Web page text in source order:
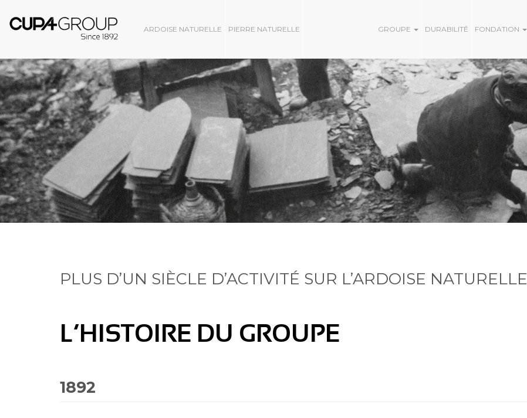
ARDOISE NATURELLE PIERRE NATURELLE GROUPE DURABILITÉ FONDATION
PLUS D’UN SIÈCLE D’ACTIVITÉ SUR L’ARDOISE NATURELLE
L’HISTOIRE DU GROUPE
1892